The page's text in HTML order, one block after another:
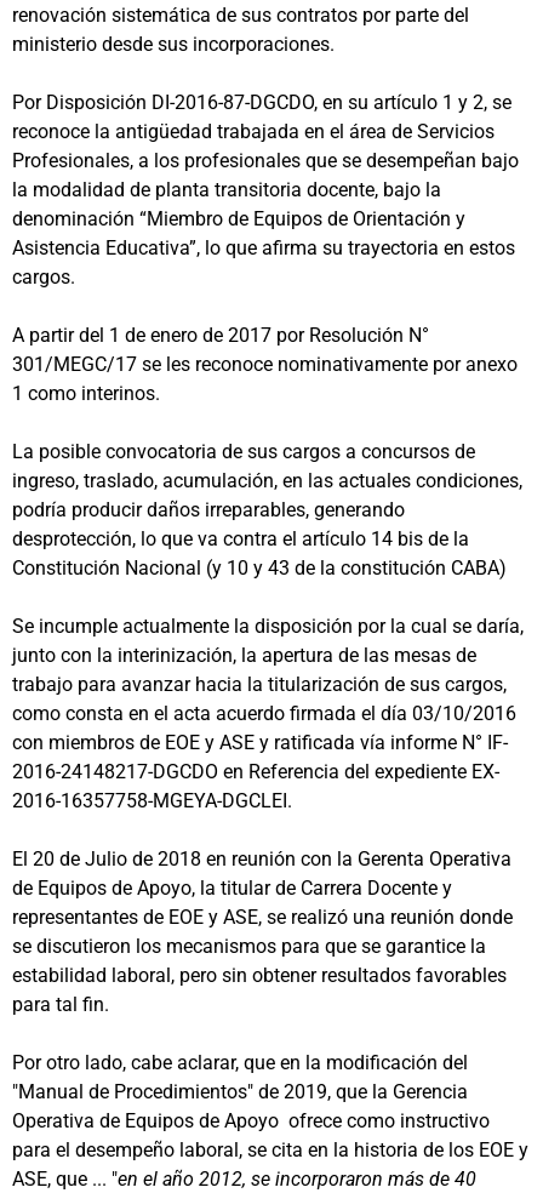
renovación sistemática de sus contratos por parte del
ministerio desde sus incorporaciones.
Por Disposición DI-2016-87-DGCDO, en su artículo 1 y 2, se
reconoce la antigüedad trabajada en el área de Servicios
Profesionales, a los profesionales que se desempeñan bajo
la modalidad de planta transitoria docente, bajo la
denominación “Miembro de Equipos de Orientación y
Asistencia Educativa”, lo que afirma su trayectoria en estos
cargos.
A partir del 1 de enero de 2017 por Resolución N°
301/MEGC/17 se les reconoce nominativamente por anexo
1 como interinos.
La posible convocatoria de sus cargos a concursos de
ingreso, traslado, acumulación, en las actuales condiciones,
podría producir daños irreparables, generando
desprotección, lo que va contra el artículo 14 bis de la
Constitución Nacional (y 10 y 43 de la constitución CABA)
Se incumple actualmente la disposición por la cual se daría,
junto con la interinización, la apertura de las mesas de
trabajo para avanzar hacia la titularización de sus cargos,
como consta en el acta acuerdo firmada el día 03/10/2016
con miembros de EOE y ASE y ratificada vía informe N° IF-
2016-24148217-DGCDO en Referencia del expediente EX-
2016-16357758-MGEYA-DGCLEI.
El 20 de Julio de 2018 en reunión con la Gerenta Operativa
de Equipos de Apoyo, la titular de Carrera Docente y
representantes de EOE y ASE, se realizó una reunión donde
se discutieron los mecanismos para que se garantice la
estabilidad laboral, pero sin obtener resultados favorables
para tal fin.
Por otro lado, cabe aclarar, que en la modificación del
"Manual de Procedimientos" de 2019, que la Gerencia
Operativa de Equipos de Apoyo ofrece como instructivo
para el desempeño laboral, se cita en la historia de los EOE y
ASE, que ... "en el año 2012, se incorporaron más de 40